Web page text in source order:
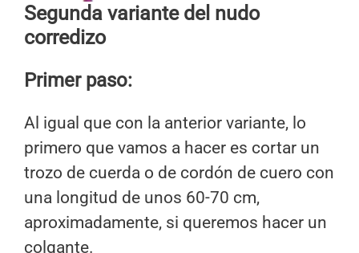
Segunda variante del nudo
corredizo
Primer paso:
Al igual que con la anterior variante, lo
primero que vamos a hacer es cortar un
trozo de cuerda o de cordón de cuero con
una longitud de unos 60-70 cm,
aproximadamente, si queremos hacer un
colgante.